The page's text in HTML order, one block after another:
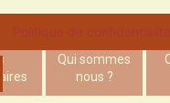
Qui sommes
nous ?
Politique de